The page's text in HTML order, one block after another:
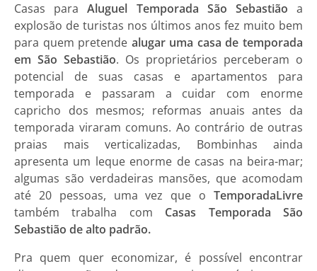
Casas paraAluguel Temporada São Sebastiãoa
explosão de turistas nos últimos anos fez muito bem
para quem pretende alugar uma casa de temporada
em São Sebastião. Os proprietários perceberam o
potencial de suas casas e apartamentos para
temporada e passaram a cuidar com enorme
capricho dos mesmos; reformas anuais antes da
temporada viraram comuns. Ao contrário de outras
praias mais verticalizadas, Bombinhas ainda
apresenta um leque enorme de casas na beira-mar;
algumas são verdadeiras mansões, que acomodam
até 20 pessoas, uma vez que o TemporadaLivre
também trabalha com Casas Temporada São
Sebastião de alto padrão.
Pra quem quer economizar, é possível encontrar